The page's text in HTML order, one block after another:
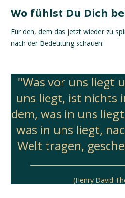
Wo fühlst Du Dich
Für den, dem das jetzt wieder zu
nach der Bedeutung schauen.
"Was vor uns liegt
uns liegt, ist nichts
dem, was in uns
was in uns liegt,
Welt tragen,
(Henry David